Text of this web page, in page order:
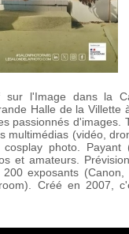
sur l'Image dans la
Halle de la Villette
passionnés d'images.
multimédias (vidéo,
photo. Payant
et amateurs.
exposants (Canon,
Créé en 2007,